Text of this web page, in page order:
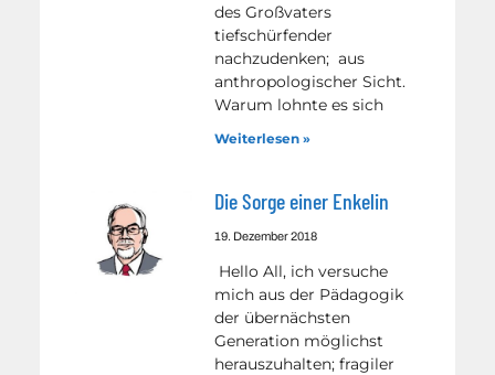
des Großvaters
tiefschürfender
nachzudenken; aus
anthropologischer Sicht.
Warum lohnte es sich
Weiterlesen »
Die Sorge einer Enkelin
19. Dezember 2018
Hello All, ich versuche
mich aus der Pädagogik
der übernächsten
Generation möglichst
herauszuhalten; fragiler